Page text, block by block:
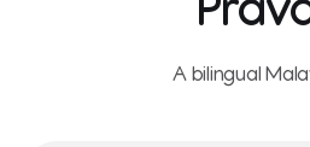
A bilingual